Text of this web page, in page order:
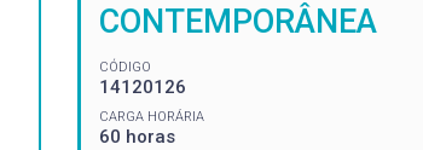
CONTEMPORÂNEA
CÓDIGO
14120126
CARGA HORÁRIA
60 horas